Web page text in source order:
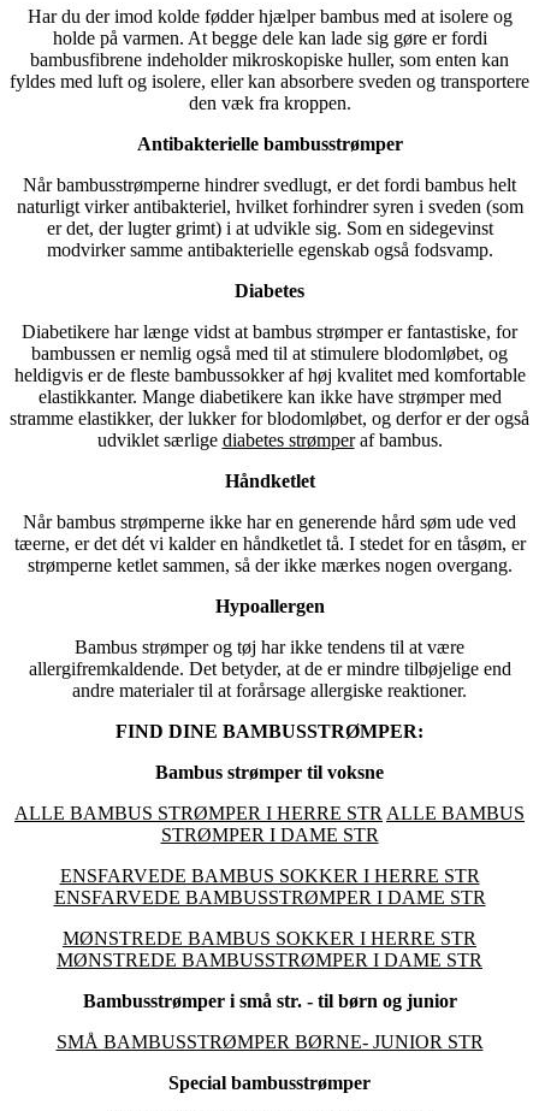
Har du der imod kolde fødder hjælper bambus med at isolere og
holde på varmen. At begge dele kan lade sig gøre er fordi
bambusfibrene indeholder mikroskopiske huller, som enten kan
fyldes med luft og isolere, eller kan absorbere sveden og transportere
den væk fra kroppen.
Antibakterielle bambusstrømper
Når bambusstrømperne hindrer svedlugt, er det fordi bambus helt
naturligt virker antibakteriel, hvilket forhindrer syren i sveden (som
er det, der lugter grimt) i at udvikle sig. Som en sidegevinst
modvirker samme antibakterielle egenskab også fodsvamp.
Diabetes
Diabetikere har længe vidst at bambus strømper er fantastiske, for
bambussen er nemlig også med til at stimulere blodomløbet, og
heldigvis er de fleste bambussokker af høj kvalitet med komfortable
elastikkanter. Mange diabetikere kan ikke have strømper med
stramme elastikker, der lukker for blodomløbet, og derfor er der også
udviklet særlige diabetes strømperaf bambus.
Håndketlet
Når bambus strømperne ikke har en generende hård søm ude ved
tæerne, er det dét vi kalder en håndketlet tå. I stedet for en tåsøm, er
strømperne ketlet sammen, så der ikke mærkes nogen overgang.
Hypoallergen
Bambus strømper og tøj har ikke tendens til at være
allergifremkaldende. Det betyder, at de er mindre tilbøjelige end
andre materialer til at forårsage allergiske reaktioner.
FIND DINE BAMBUSSTRØMPER:
Bambus strømper til voksne
ALLE BAMBUS STRØMPER I HERRE STR ALLE BAMBUS
STRØMPER I DAME STR
ENSFARVEDE BAMBUS SOKKER I HERRE STR
ENSFARVEDE BAMBUSSTRØMPER I DAME STR
MØNSTREDE BAMBUS SOKKER I HERRE STR
MØNSTREDE BAMBUSSTRØMPER I DAME STR
Bambusstrømper i små str. - til børn og junior
SMÅ BAMBUSSTRØMPER BØRNE- JUNIOR STR
Special bambusstrømper